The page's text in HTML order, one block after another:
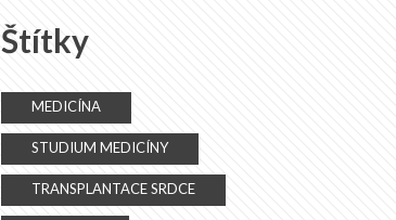
Štítky
MEDICÍNA
STUDIUM MEDICÍNY
TRANSPLANTACE SRDCE